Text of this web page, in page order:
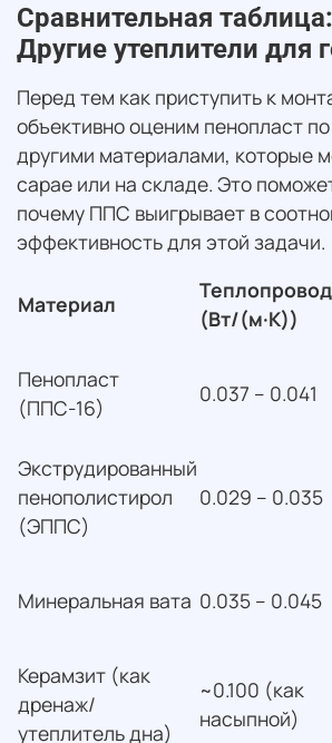
Сравнительная
Другие утеплители для
Перед тем как приступить к
объективно оценим пенопласт
другими материалами, которые
сарае или на складе. Это
почему ППС выигрывает в
эффективность для этой задачи.
Материал
(Вт/(м·К))
Пенопласт
(ППС-16)
0.037 – 0.041
Экструдированный
пенополистирол
(ЭППС)
0.029 – 0.035
Минеральная вата 0.035 – 0.045
Керамзит (как
дренаж/
утеплитель дна)
~0.100 (как
насыпной)